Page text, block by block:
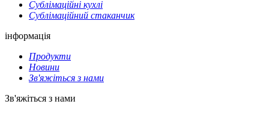
Сублімаційні кухлі
Сублімаційний стаканчик
інформація
Продукти
Новини
Зв'яжіться з нами
Зв'яжіться з нами